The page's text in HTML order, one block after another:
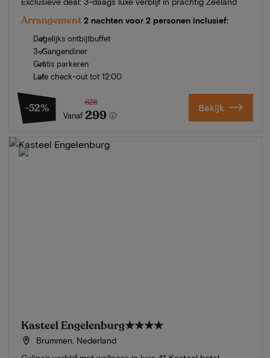
Arrangement 2 nachten voor 2 personen inclusief:
Dagelijks ontbijtbuffet
3-Gangendiner
Gratis parkeren
Late check-out tot 12:00
-52%
Vanaf
628
299 Bekijk
Kasteel Engelenburg★★★★
Brummen, Nederland